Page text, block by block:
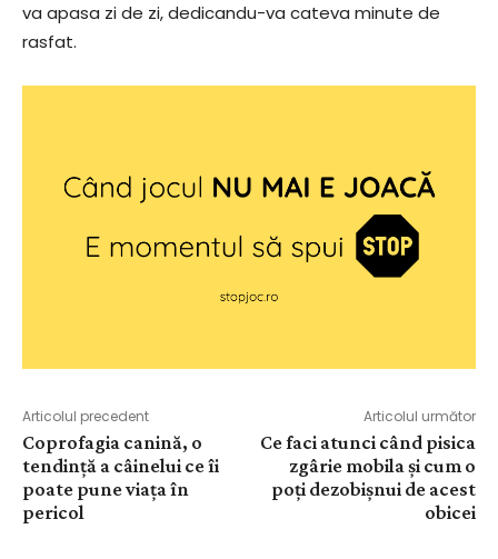
va apasa zi de zi, dedicandu-va cateva minute de
rasfat.
Articolul precedent
Coprofagia canină, o
tendință a câinelui ce îi
poate pune viața în
pericol
Articolul următor
Ce faci atunci când pisica
zgârie mobila și cum o
poți dezobișnui de acest
obicei